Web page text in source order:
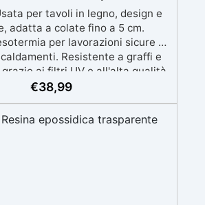
per tavoli in legno, design e
adatta a colate fino a 5 cm.
per lavorazioni sicure e
Resistente a graffi e
ai filtri UV e all'alta qualità
viscosità per eliminare bolle
e certificata per il contatto
prolungato con la pelle.
€38,99